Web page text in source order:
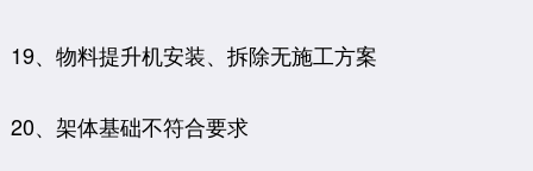
19、物料提升机安装、拆除无施工方案
20、架体基础不符合要求